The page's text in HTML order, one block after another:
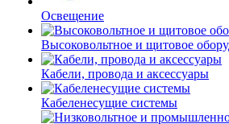
Освещение
Высоковольтное и щитовое
Кабели, провода и аксессуары
Кабеленесущие системы